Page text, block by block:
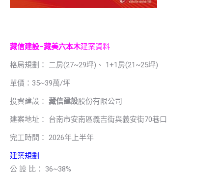
藏信建設–藏美六本木建案資料
格局規劃： 二房(27~29坪)、 1+1房(21~25坪)
單價：35~39萬/坪
投資建設： 藏信建設股份有限公司
建案地址： 台南市安南區義吉街與義安街70巷口
完工時間： 2026年上半年
建築規劃
公 設 比： 36~38%